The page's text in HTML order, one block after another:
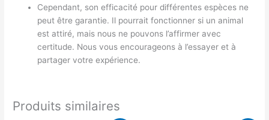
Cependant, son efficacité pour différentes espèces ne
peut être garantie. Il pourrait fonctionner si un animal
est attiré, mais nous ne pouvons l’affirmer avec
certitude. Nous vous encourageons à l’essayer et à
partager votre expérience.
Produits similaires